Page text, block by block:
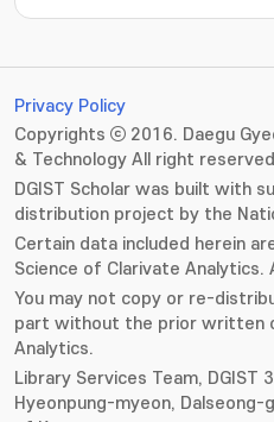
???jsp.display-
Privacy Policy
Copyrights ⓒ 2016. Daegu
& Technology All right
DGIST Scholar was built with
distribution project by the
Certain data included herein
Science of Clarivate Analytics.
You may not copy or re-
part without the prior written
Analytics.
Library Services Team, DGIST
Hyeonpung-myeon, Dalseong-